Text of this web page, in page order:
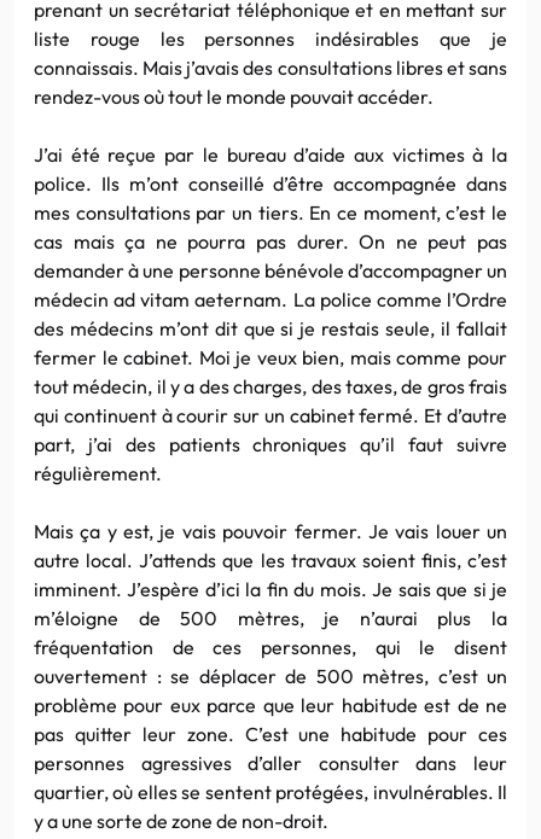
prenant un secrétariat téléphonique et en mettant sur
liste rouge les personnes indésirables que je
connaissais. Mais j’avais des consultations libres et sans
rendez-vous où tout le monde pouvait accéder.
J’ai été reçue par le bureau d’aide aux victimes à la
police. Ils m’ont conseillé d’être accompagnée dans
mes consultations par un tiers. En ce moment, c’est le
cas mais ça ne pourra pas durer. On ne peut pas
demander à une personne bénévole d’accompagner un
médecin ad vitam aeternam. La police comme l’Ordre
des médecins m’ont dit que si je restais seule, il fallait
fermer le cabinet. Moi je veux bien, mais comme pour
tout médecin, il y a des charges, des taxes, de gros frais
qui continuent à courir sur un cabinet fermé. Et d’autre
part, j’ai des patients chroniques qu’il faut suivre
régulièrement.
Mais ça y est, je vais pouvoir fermer. Je vais louer un
autre local. J’attends que les travaux soient finis, c’est
imminent. J’espère d’ici la fin du mois. Je sais que si je
m’éloigne de 500 mètres, je n’aurai plus la
fréquentation de ces personnes, qui le disent
ouvertement : se déplacer de 500 mètres, c’est un
problème pour eux parce que leur habitude est de ne
pas quitter leur zone. C’est une habitude pour ces
personnes agressives d’aller consulter dans leur
quartier, où elles se sentent protégées, invulnérables. Il
y a une sorte de zone de non-droit.